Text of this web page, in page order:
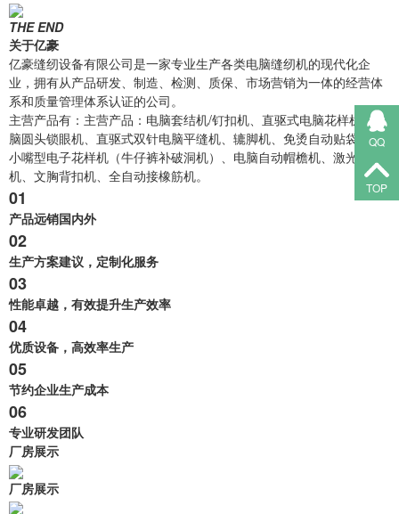
THE END
关于亿豪
亿豪缝纫设备有限公司是一家专业生产各类电脑缝纫机的现代化企
业，拥有从产品研发、制造、检测、质保、市场营销为一体的经营体
系和质量管理体系认证的公司。
主营产品有：主营产品：电脑套结机/钉扣机、直驱式电脑花样机、电
脑圆头锁眼机、直驱式双针电脑平缝机、辘脚机、免烫自动贴袋机、
小嘴型电子花样机（牛仔裤补破洞机）、电脑自动帽檐机、激光开袋
机、文胸背扣机、全自动接橡筋机。
01
产品远销国内外
02
生产方案建议，定制化服务
03
性能卓越，有效提升生产效率
04
优质设备，高效率生产
05
节约企业生产成本
06
专业研发团队
厂房展示
厂房展示
QQ
TOP